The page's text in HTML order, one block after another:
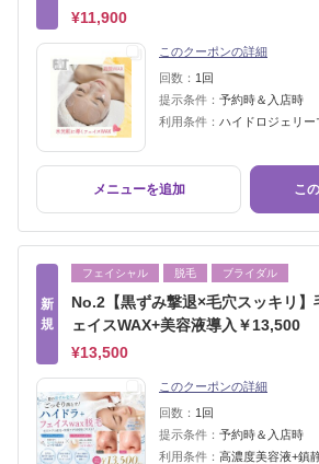
¥11,900
このクーポンの詳細
回数： 1回
提示条件： 予約時＆入店時
利用条件： ハイドロジェリー
メニューを追加 こ
新
規
フェイシャル 脱毛 ブライダル
No.2【黒ずみ撃退×毛穴スッキリ】
ェイスWAX+美容液導入￥13,500
¥13,500
このクーポンの詳細
回数： 1回
提示条件： 予約時＆入店時
利用条件： 高濃度美容液+鎮